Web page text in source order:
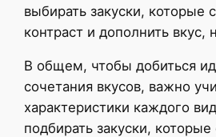
выбирать закуски, которые
контраст и дополнить вкус,
В общем, чтобы добиться
сочетания вкусов, важно
характеристики каждого
подбирать закуски,